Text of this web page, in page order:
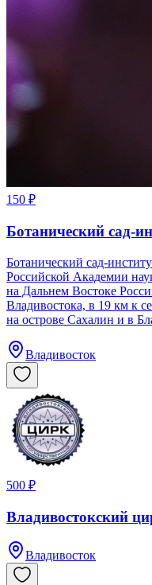
150 ₽
Ботанический сад-
Ботанический сад-
Российской Академии
на Дальнем Востоке
Владивостока, в 19 км к
на острове Сахалин и в
Владивосток
500 ₽
Владивостокский
Владивосток